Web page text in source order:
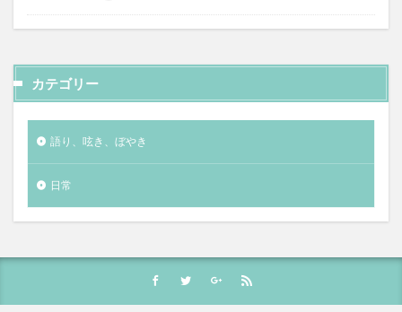
カテゴリー
語り、呟き、ぼやき
日常